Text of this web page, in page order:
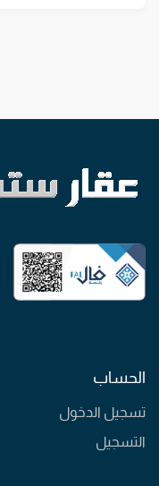
الحساب
تسجيل الدخول
التسجيل